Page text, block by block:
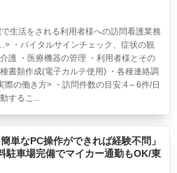
生活をされる利用者様への訪問看護業務
・バイタルサインチェック、症状の観
護 ・医療機器の管理 ・利用者様とその
書類作成(電子カルテ使用) ・各種連絡調
の働き方> ・訪問件数の目安:4～6件/日
するこ...
単なPC操作ができれば経験不問」
駐車場完備でマイカー通勤もOK/東